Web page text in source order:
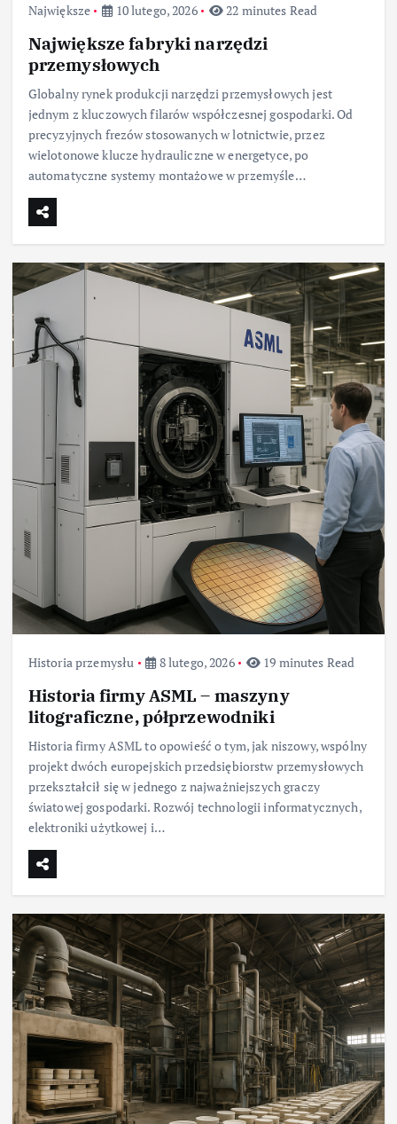
Największe 10 lutego, 2026 22 minutes Read
Największe fabryki narzędzi
przemysłowych
Globalny rynek produkcji narzędzi przemysłowych jest
jednym z kluczowych filarów współczesnej gospodarki. Od
precyzyjnych frezów stosowanych w lotnictwie, przez
wielotonowe klucze hydrauliczne w energetyce, po
automatyczne systemy montażowe w przemyśle…
Historia przemysłu 8 lutego, 2026 19 minutes Read
Historia firmy ASML – maszyny
litograficzne, półprzewodniki
Historia firmy ASML to opowieść o tym, jak niszowy, wspólny
projekt dwóch europejskich przedsiębiorstw przemysłowych
przekształcił się w jednego z najważniejszych graczy
światowej gospodarki. Rozwój technologii informatycznych,
elektroniki użytkowej i…